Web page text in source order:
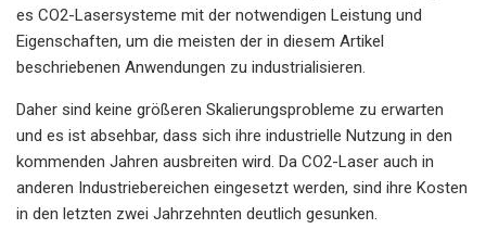
es CO2-Lasersysteme mit der notwendigen Leistung und
Eigenschaften, um die meisten der in diesem Artikel
beschriebenen Anwendungen zu industrialisieren.
Daher sind keine größeren Skalierungsprobleme zu erwarten
und es ist absehbar, dass sich ihre industrielle Nutzung in den
kommenden Jahren ausbreiten wird. Da CO2-Laser auch in
anderen Industriebereichen eingesetzt werden, sind ihre Kosten
in den letzten zwei Jahrzehnten deutlich gesunken.